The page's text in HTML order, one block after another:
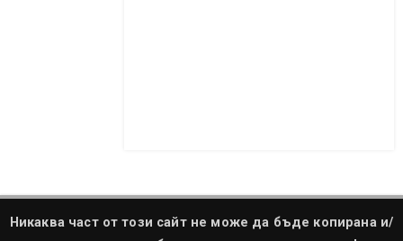
Никаква част от този сайт не може да бъде копирана и/